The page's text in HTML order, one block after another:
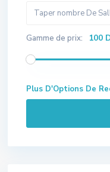
Gamme de prix: 100
Plus D'Options De